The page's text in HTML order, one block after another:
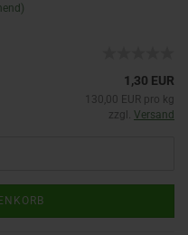
1,30 EUR
130,00 EUR pro kg
zzgl. Versand